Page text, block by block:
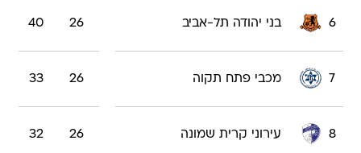
6 בני יהודה תל-אביב 26
40
7 מכבי פתח תקוה 26
33
8 עירוני קרית שמונה 26
32